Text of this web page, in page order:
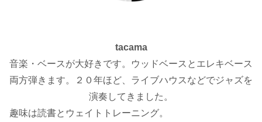
tacama
音楽・ベースが大好きです。ウッドベースとエレキベース
両方弾きます。２０年ほど、ライブハウスなどでジャズを
演奏してきました。
趣味は読書とウェイトトレーニング。